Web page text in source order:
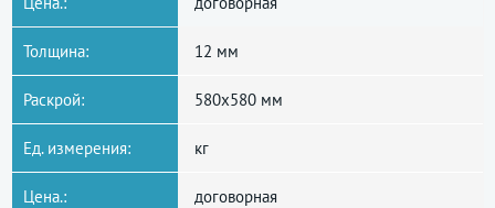
Толщина: 12 мм
Раскрой: 580x580 мм
Ед. измерения: кг
Цена.: договорная